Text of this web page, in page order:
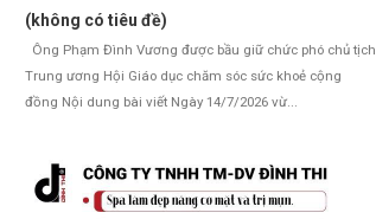
(không có tiêu đề)
Ông Phạm Đình Vương được bầu giữ chức phó chủ tịch
Trung ương Hội Giáo dục chăm sóc sức khoẻ cộng
đồng Nội dung bài viết Ngày 14/7/2026 vừ...